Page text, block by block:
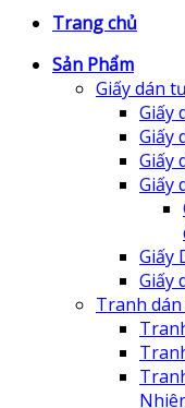
Trang chủ
Sản Phẩm
Giấy dán
Giấy
Giấy
Giấy
Giấy
Giấy
Giấy
Tranh